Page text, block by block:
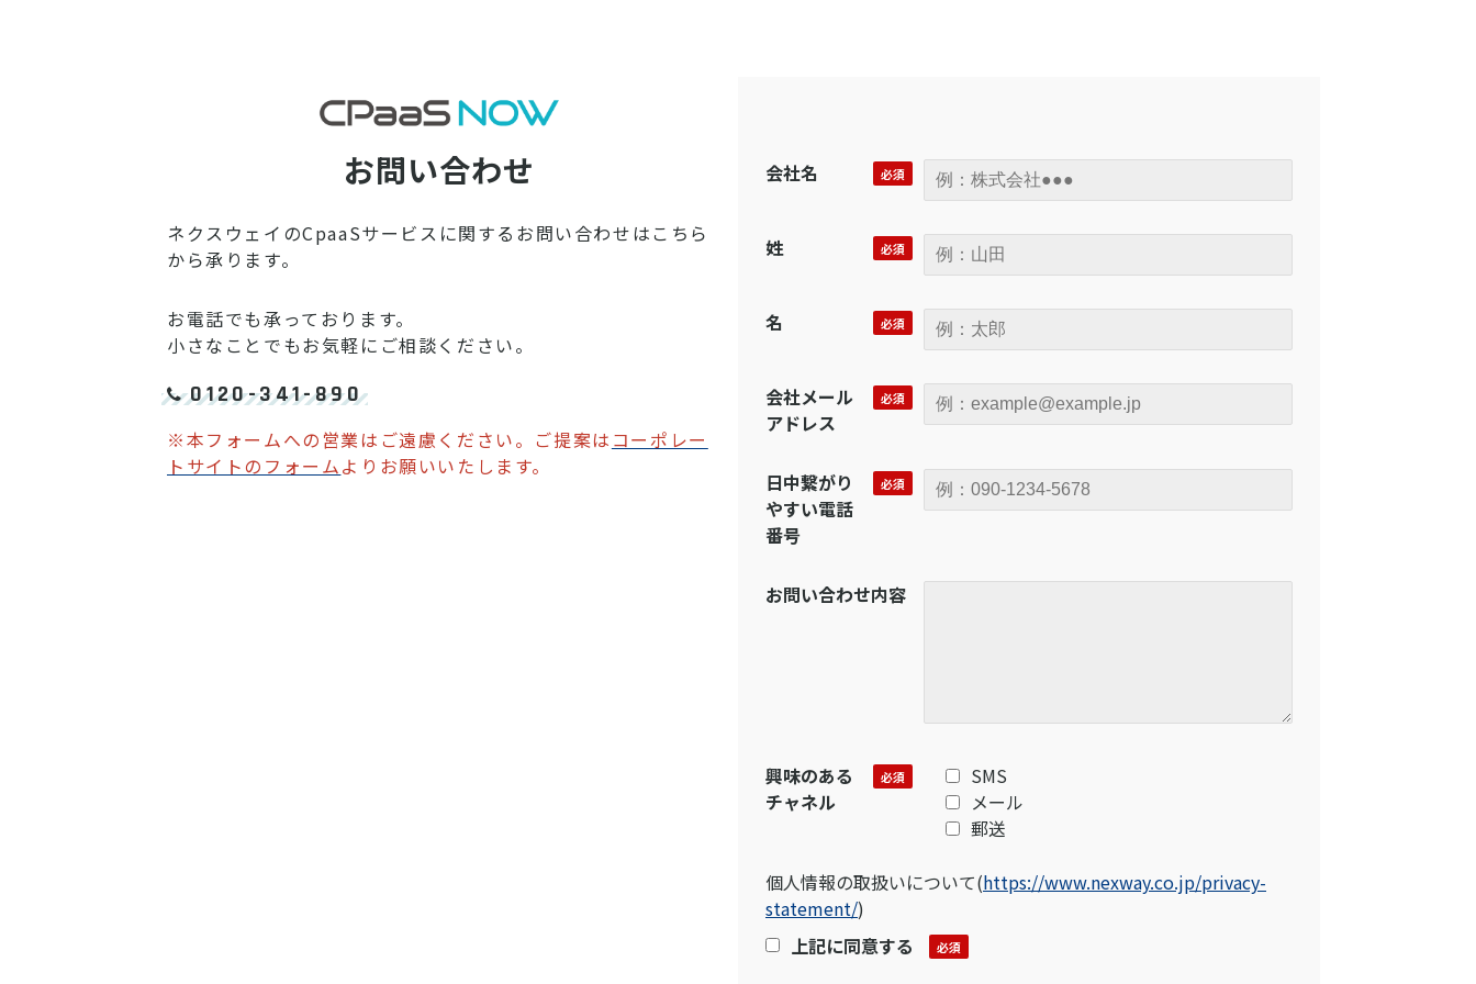
お問い合わせ
ネクスウェイのCpaaSサービスに関するお問い合わせはこちら
から承ります。
お電話でも承っております。
小さなことでもお気軽にご相談ください。
0120-341-890
※本フォームへの営業はご遠慮ください。ご提案は コーポレー
トサイトのフォームよりお願いいたします。
会社名
姓
名
会社メール
アドレス
日中繋がり
やすい電話
番号
お問い合わせ内容
興味のある
チャネル
SMS
メール
郵送
個人情報の取扱いについて(https://www.nexway.co.jp/privacy-
statement/)
上記に同意する